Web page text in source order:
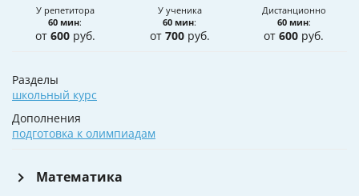
У репетитора
60 мин:
от 600руб.
У ученика
60 мин:
от 700руб.
Дистанционно
60 мин:
от600 руб.
Разделы
школьный курс
Дополнения
подготовка к олимпиадам
Математика